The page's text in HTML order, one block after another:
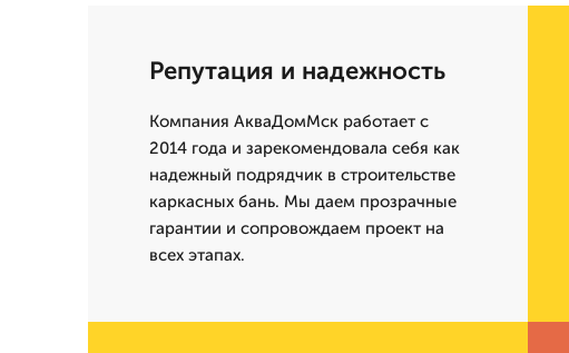
Репутация и надежность
Компания АкваДомМск работает с
2014 года и зарекомендовала себя как
надежный подрядчик в строительстве
каркасных бань. Мы даем прозрачные
гарантии и сопровождаем проект на
всех этапах.